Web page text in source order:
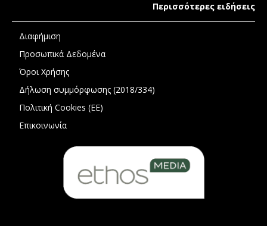
Περισσότερες ειδήσεις
Διαφήμιση
Προσωπικά Δεδομένα
Όροι Χρήσης
Δήλωση συμμόρφωσης (2018/334)
Πολιτική Cookies (ΕΕ)
Επικοινωνία